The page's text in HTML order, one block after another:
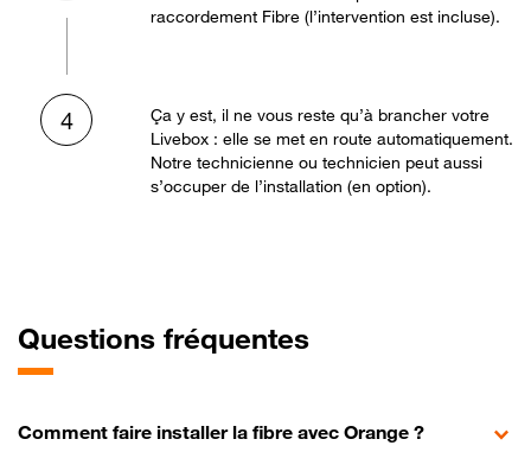
raccordement Fibre (l’intervention est incluse).
4
Ça y est, il ne vous reste qu’à brancher votre
Livebox : elle se met en route automatiquement.
Notre technicienne ou technicien peut aussi
s’occuper de l’installation (en option).
Questions fréquentes
Comment faire installer la fibre avec Orange ?